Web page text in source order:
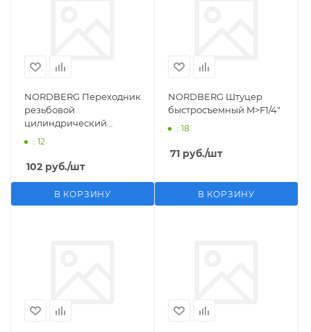
NORDBERG Переходник
резьбовой
цилиндрический
M1/2">F1/4"
: 12
102 руб./шт
В КОРЗИНУ
NORDBERG Штуцер
быстросъемный M>F1/4"
: 18
71 руб./шт
В КОРЗИНУ